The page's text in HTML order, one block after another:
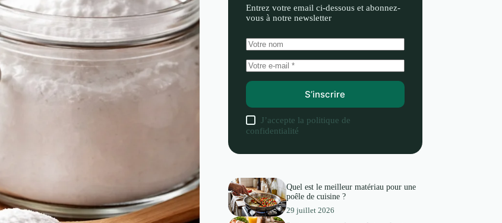
Entrez votre email ci-dessous et abonnez-
vous à notre newsletter
S’inscrire
J’accepte la politique de
confidentialité
Quel est le meilleur matériau pour une
poêle de cuisine ?
29 juillet 2026